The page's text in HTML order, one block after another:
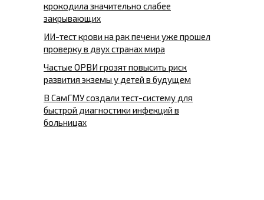
крокодила значительно слабее
закрывающих
ИИ-тест крови на рак печени уже прошел
проверку в двух странах мира
Частые ОРВИ грозят повысить риск
развития экземы у детей в будущем
В СамГМУ создали тест-систему для
быстрой диагностики инфекций в
больницах